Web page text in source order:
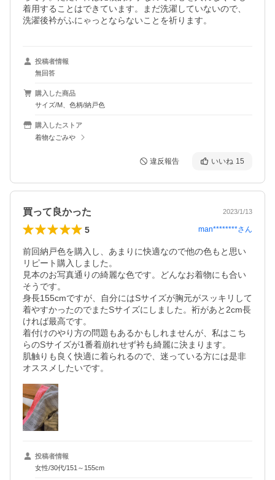
着用することはできています。まだ洗濯していないので、
洗濯後衿がふにゃっとならないことを祈ります。
投稿者情報
無回答
購入した商品
サイズ/M、色柄/納戸色
購入したストア
着物なごみや
違反報告 いいね 15
買って良かった 2023/1/13
5 man********さん
前回納戸色を購入し、あまりに快適なので他の色もと思い
リピート購入しました。
見本のお写真通りの綺麗な色です。どんなお着物にも合い
そうです。
身長155cmですが、自分にはSサイズが胸元がスッキリして
着やすかったのでまたSサイズにしました。裄があと2cm長
ければ最高です。
着付けのやり方の問題もあるかもしれませんが、私はこち
らのSサイズが1番着崩れせず衿も綺麗に決まります。
肌触りも良く快適に着られるので、迷っている方には是非
オススメしたいです。
投稿者情報
女性/30代/151～155cm